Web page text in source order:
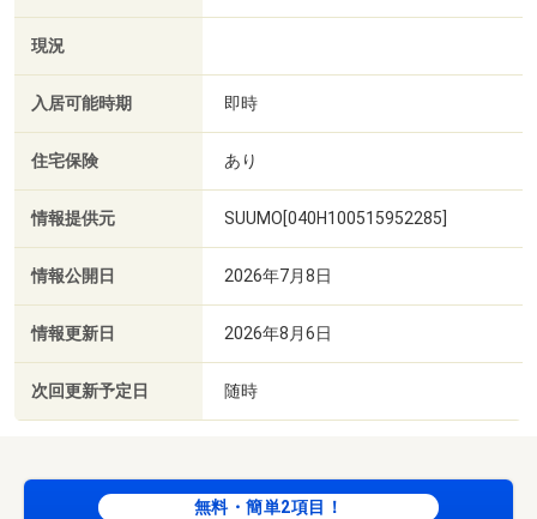
現況
入居可能時期 即時
住宅保険 あり
情報提供元 SUUMO[040H100515952285]
情報公開日 2026年7月8日
情報更新日 2026年8月6日
次回更新予定日 随時
無料・簡単2項目！